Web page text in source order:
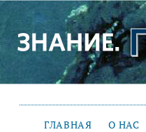
ГЛАВНАЯ О НАС